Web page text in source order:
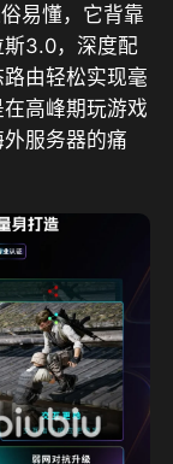
易懂， 它背靠
斯3.0，深度配
由轻松实现毫
高峰期玩游戏
服务器的痛